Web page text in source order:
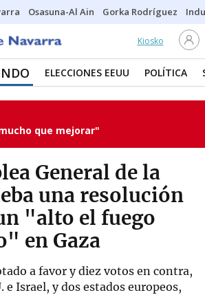
Osasuna-Al Ain Gorka Rodríguez
Kiosko
ELECCIONES EEUU POLÍTICA
que mejorar"
General de la
una resolución
"alto el fuego
en Gaza
a favor y diez votos en contra,
e Israel, y dos estados europeos,